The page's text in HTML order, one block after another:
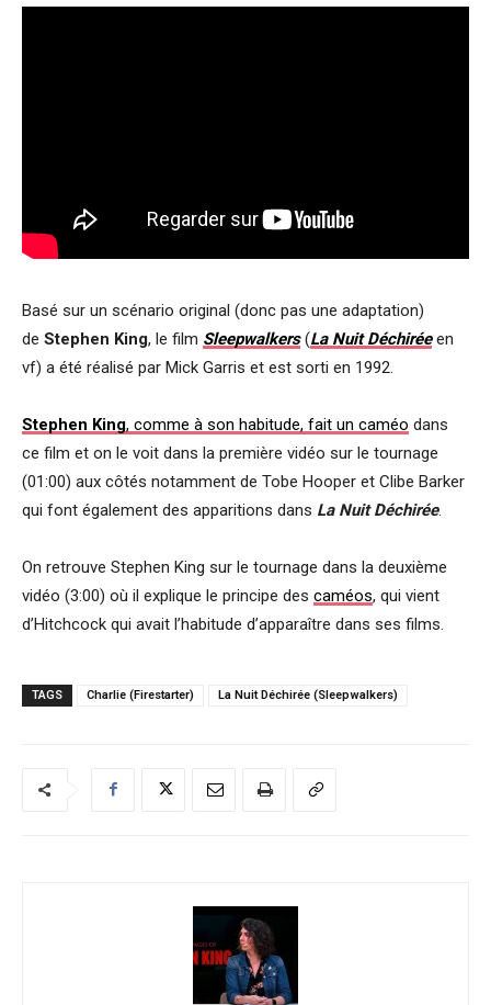
Basé sur un scénario original (donc pas une adaptation)
de Stephen King, le film Sleepwalkers(La Nuit Déchiréeen
vf) a été réalisé par Mick Garris et est sorti en 1992.
Stephen King, comme à son habitude, fait un caméo dans
ce film et on le voit dans la première vidéo sur le tournage
(01:00) aux côtés notamment de Tobe Hooper et Clibe Barker
qui font également des apparitions dans La Nuit Déchirée.
On retrouve Stephen King sur le tournage dans la deuxième
vidéo (3:00) où il explique le principe des caméos, qui vient
d’Hitchcock qui avait l’habitude d’apparaître dans ses films.
TAGS Charlie (Firestarter) La Nuit Déchirée (Sleepwalkers)